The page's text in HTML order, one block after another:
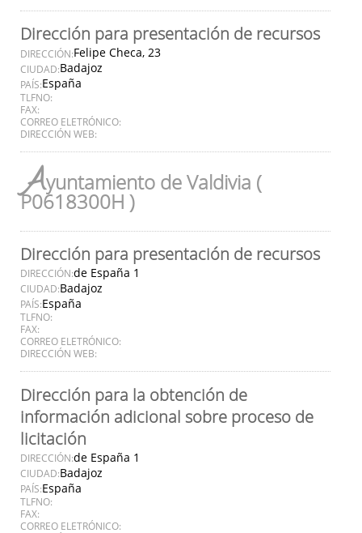
Dirección para presentación de recursos
DIRECCIÓN:Felipe Checa, 23
CIUDAD:Badajoz
PAÍS:España
TLFNO:
FAX:
CORREO ELETRÓNICO:
DIRECCIÓN WEB:
Ayuntamiento de Valdivia (
P0618300H )
Dirección para presentación de recursos
DIRECCIÓN:de España 1
CIUDAD:Badajoz
PAÍS:España
TLFNO:
FAX:
CORREO ELETRÓNICO:
DIRECCIÓN WEB:
Dirección para la obtención de
información adicional sobre proceso de
licitación
DIRECCIÓN:de España 1
CIUDAD:Badajoz
PAÍS:España
TLFNO:
FAX:
CORREO ELETRÓNICO: